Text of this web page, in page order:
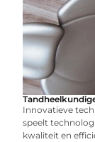
Innovatieve
speelt
kwaliteit en